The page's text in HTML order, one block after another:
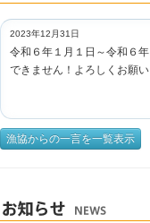
2023年12月31日
令和６年１月１日～令和６
できません！よろしくお願い
漁協からの一言を一覧表示